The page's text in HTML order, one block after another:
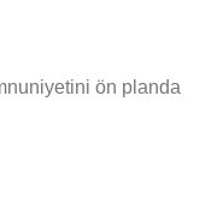
ön planda